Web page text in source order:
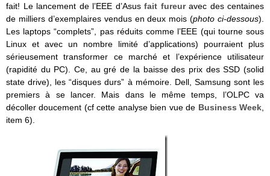
fait! Le lancement de l’EEE d’Asus fait fureuravec des centaines
de milliers d’exemplaires vendus en deux mois (photo ci-dessous).
Les laptops “complets”, pas réduits comme l’EEE (qui tourne sous
Linux et avec un nombre limité d’applications) pourraient plus
sérieusement transformer ce marché et l’expérience utilisateur
(rapidité du PC). Ce, au gré de la baisse des prix des SSD (solid
state drive), les “disques durs” à mémoire. Dell, Samsung sont les
premiers à se lancer. Mais dans le même temps, l’OLPC va
décoller doucement (cf cette analyse bien vue de Business Week
item 6).